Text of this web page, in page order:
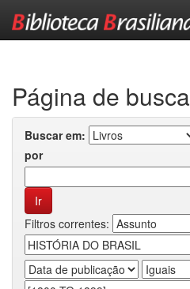
Página de busca
Buscar em:
por
Filtros correntes: